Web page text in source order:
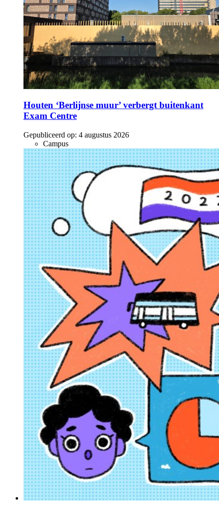
Houten ‘Berlijnse muur’ verbergt buitenkant
Exam Centre
Gepubliceerd op: 4 augustus 2026
Campus